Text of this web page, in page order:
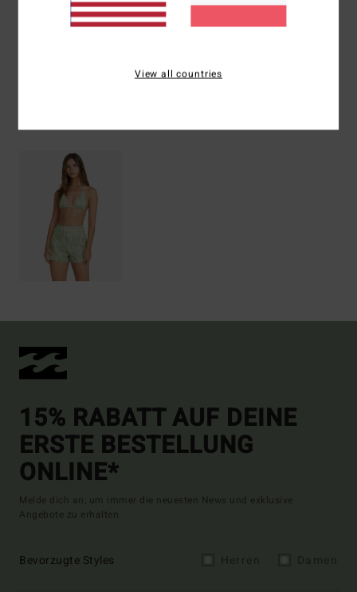
ZULETZT ANGESEHENE ARTIKEL
15% RABATT AUF DEINE
ERSTE BESTELLUNG
ONLINE*
Melde dich an, um immer die neuesten News und exklusive
Angebote zu erhalten.
Bevorzugte Styles
View all countries